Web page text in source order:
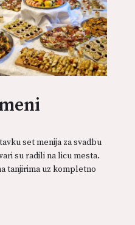
set menija za svadbu
su radili na licu mesta.
tanjirima uz kompletno